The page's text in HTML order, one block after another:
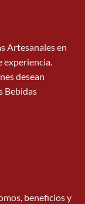
Artesanales en
experiencia.
desean
Bebidas
beneficios y